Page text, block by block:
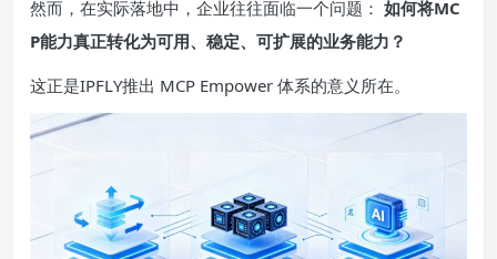
然而，在实际落地中，企业往往面临一个问题： 如何将MC
P能力真正转化为可用、稳定、可扩展的业务能力？
这正是IPFLY推出 MCP Empower 体系的意义所在。